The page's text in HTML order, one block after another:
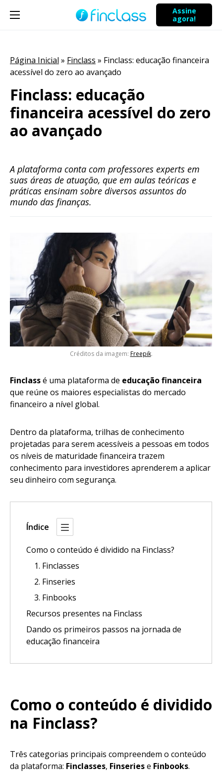
Assine
agora!
Página Inicial » Finclass » Finclass: educação financeira
acessível do zero ao avançado
Finclass: educação
financeira acessível do zero
ao avançado
A plataforma conta com professores experts em
suas áreas de atuação, que em aulas teóricas e
práticas ensinam sobre diversos assuntos do
mundo das finanças.
Créditos da imagem: Freepik.
Finclassé uma plataforma de educação financeira
que reúne os maiores especialistas do mercado
financeiro a nível global.
Dentro da plataforma, trilhas de conhecimento
projetadas para serem acessíveis a pessoas em todos
os níveis de maturidade financeira trazem
conhecimento para investidores aprenderem a aplicar
seu dinheiro com segurança.
Índice
Como o conteúdo é dividido na Finclass?
1. Finclasses
2. Finseries
3. Finbooks
Recursos presentes na Finclass
Dando os primeiros passos na jornada de
educação financeira
Como o conteúdo é dividido
na Finclass?
Três categorias principais compreendem o conteúdo
da plataforma: Finclasses, Finseriese Finbooks.